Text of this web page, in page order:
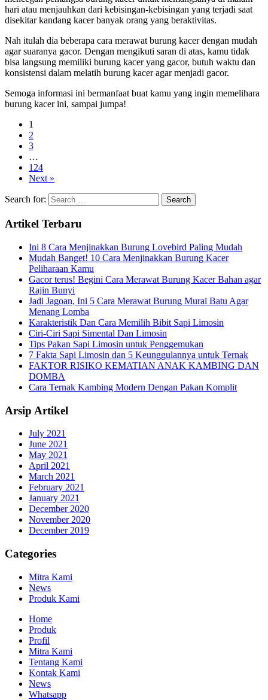
hari atau menjauhkan dari kebisingan-kebisingan yang terjadi saat
disekitar kandang kacer banyak orang yang beraktivitas.
Nah itulah dia beberapa cara merawat burung kacer dengan mudah
agar suaranya gacor. Dengan mengikuti saran di atas, kamu tidak
bisa langsung memiliki burung kacer yang gacor, butuh waktu dan
konsistensi dalam melatih burung kacer agar menjadi gacor.
Semoga informasi ini bermanfaat buat kamu yang ingin memelihara
burung kacer ini, sampai jumpa!
1
2
3
…
124
Next »
Search for:
Artikel Terbaru
Ini 8 Cara Menjinakkan Burung Lovebird Paling Mudah
Mudah Banget! 10 Cara Menjinakkan Burung Kacer
Peliharaan Kamu
Gacor terus! Begini Cara Merawat Burung Kacer Bahan agar
Rajin Bunyi
Jadi Jagoan, Ini 5 Cara Merawat Burung Murai Batu Agar
Menang Lomba
Karakteristik Dan Cara Memilih Bibit Sapi Limosin
Ciri-Ciri Sapi Simental Dan Limosin
Tips Pakan Sapi Limosin untuk Penggemukan
7 Fakta Sapi Limosin dan 5 Keunggulannya untuk Ternak
FAKTOR RISIKO KEMATIAN ANAK KAMBING DAN
DOMBA
Cara Ternak Kambing Modern Dengan Pakan Komplit
Arsip Artikel
July 2021
June 2021
May 2021
April 2021
March 2021
February 2021
January 2021
December 2020
November 2020
December 2019
Categories
Mitra Kami
News
Produk Kami
Home
Produk
Profil
Mitra Kami
Tentang Kami
Kontak Kami
News
Whatsapp